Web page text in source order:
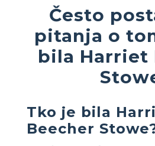
Često
pitanja o
bila Harriet
Tko je bila
Beecher